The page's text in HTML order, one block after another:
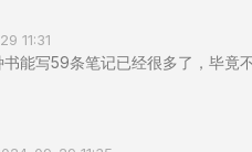
11:31
书能写59条笔记已经很多了，毕竟